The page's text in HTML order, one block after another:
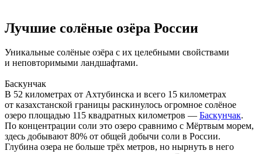
Лучшие солёные озёра России
Уникальные солёные озёра с их целебными свойствами
и неповторимыми ландшафтами.
Баскунчак
В 52 километрах от Ахтубинска и всего 15 километрах
от казахстанской границы раскинулось огромное солёное
озеро площадью 115 квадратных километров — Баскунчак.
По концентрации соли это озеро сравнимо с Мёртвым морем,
здесь добывают 80% от общей добычи соли в России.
Глубина озера не больше трёх метров, но нырнуть в него